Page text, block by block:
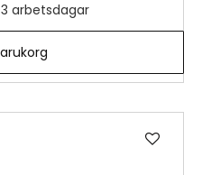
arbetsdagar